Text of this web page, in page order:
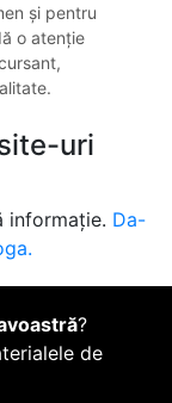
și pentru
o atenție
uri
informație. Da-
?
de